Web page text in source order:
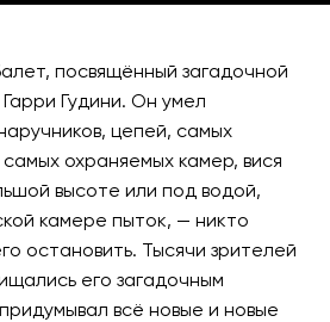
- обратная
посвящённый загадочной
Гудини. Он умел
цепей, самых
охраняемых камер, вися
высоте или под водой,
камере пыток, — никто
остановить. Тысячи зрителей
его загадочным
всё новые и новые